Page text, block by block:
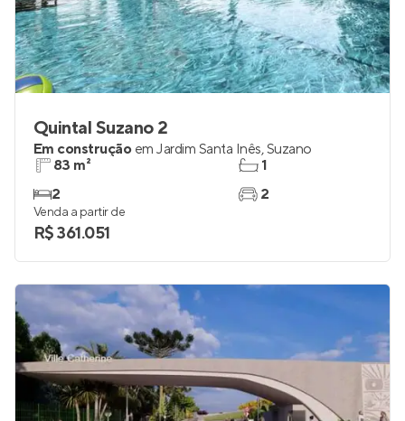
Quintal Suzano 2
Em construção em Jardim Santa Inês,Suzano
83 m²
2
1
2
Venda a partir de
R$ 361.051